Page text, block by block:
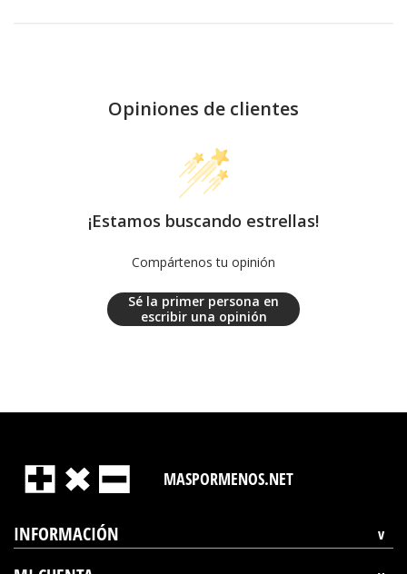
Opiniones de clientes
¡Estamos buscando estrellas!
Compártenos tu opinión
Sé la primer persona en
escribir una opinión
MASPORMENOS.NET
INFORMACIÓN